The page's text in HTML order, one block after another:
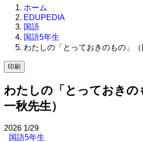
ホーム
EDUPEDIA
国語
国語5年生
わたしの「とっておきのもの」（
印刷
わたしの「とっておきの
一秋先生）
2026 1/29
国語5年生